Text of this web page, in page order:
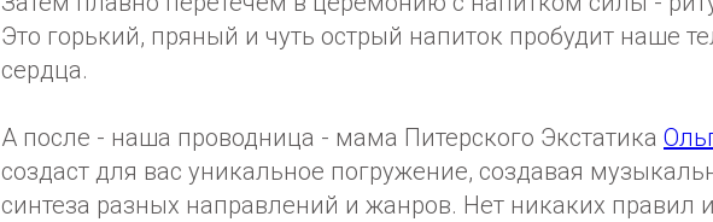
Это горький, пряный и чуть острый напиток пробудит наше
сердца.
А после - наша проводница - мама Питерского Экстатика
создаст для вас уникальное погружение, создавая
синтеза разных направлений и жанров. Нет никаких правил